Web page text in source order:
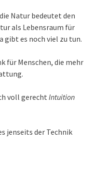
Natur bedeutet den
als Lebensraum für
gibt es noch viel zu tun.
für Menschen, die mehr
voll gerecht Intuition
jenseits der Technik